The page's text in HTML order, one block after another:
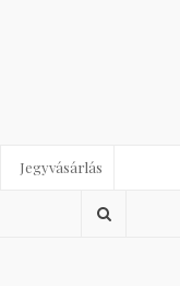
Jegyvásárlás